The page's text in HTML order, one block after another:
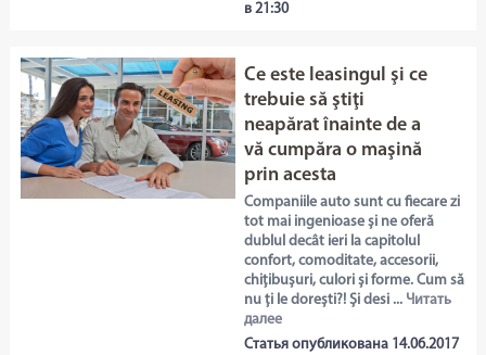
в 21:30
Ce este leasingul şi ce
trebuie să ştiţi
neapărat înainte de a
vă cumpăra o maşină
prin acesta
Companiile auto sunt cu fiecare zi
tot mai ingenioase și ne oferă
dublul decât ieri la capitolul
confort, comoditate, accesorii,
chițibușuri, culori și forme. Cum să
nu ți le dorești?! Și desi ... Читать
далее
Статья опубликована 14.06.2017